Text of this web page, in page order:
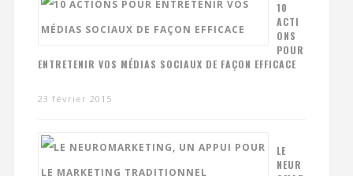
10
ACTI
ONS
POUR
ENTRETENIR VOS MÉDIAS SOCIAUX DE FAÇON EFFICACE
23 février 2015
LE
NEUR